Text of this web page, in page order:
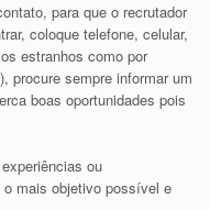
para que o recrutador
coloque telefone, celular,
estranhos como por
procure sempre informar um
boas oportunidades pois
ou
mais objetivo possível e